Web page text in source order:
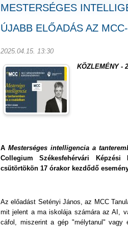
MESTERSÉGES
ÚJABB ELŐADÁS AZ
2025.04.15. 13:30
KÖZLEMÉNY -
A Mesterséges intelligencia a
Collegium Székesfehérvári
csütörtökön 17 órakor kezdődő
Az előadást Setényi János, az MCC
mit jelent a ma iskolája számára az AI,
cáfol, miszerint a gép "mélytanul" vagy